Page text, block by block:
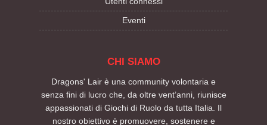
Eventi
CHI SIAMO
Dragons' Lair è una community volontaria e
senza fini di lucro che, da oltre vent’anni, riunisce
appassionati di Giochi di Ruolo da tutta Italia. Il
nostro obiettivo è promuovere, sostenere e